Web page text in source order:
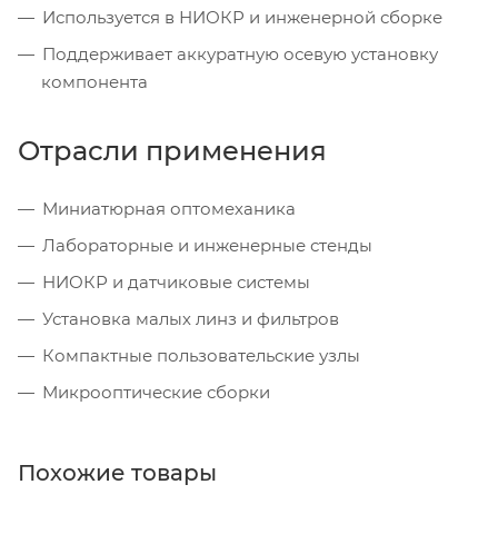
Используется в НИОКР и инженерной сборке
Поддерживает аккуратную осевую установку
компонента
Отрасли применения
Миниатюрная оптомеханика
Лабораторные и инженерные стенды
НИОКР и датчиковые системы
Установка малых линз и фильтров
Компактные пользовательские узлы
Микрооптические сборки
Похожие товары